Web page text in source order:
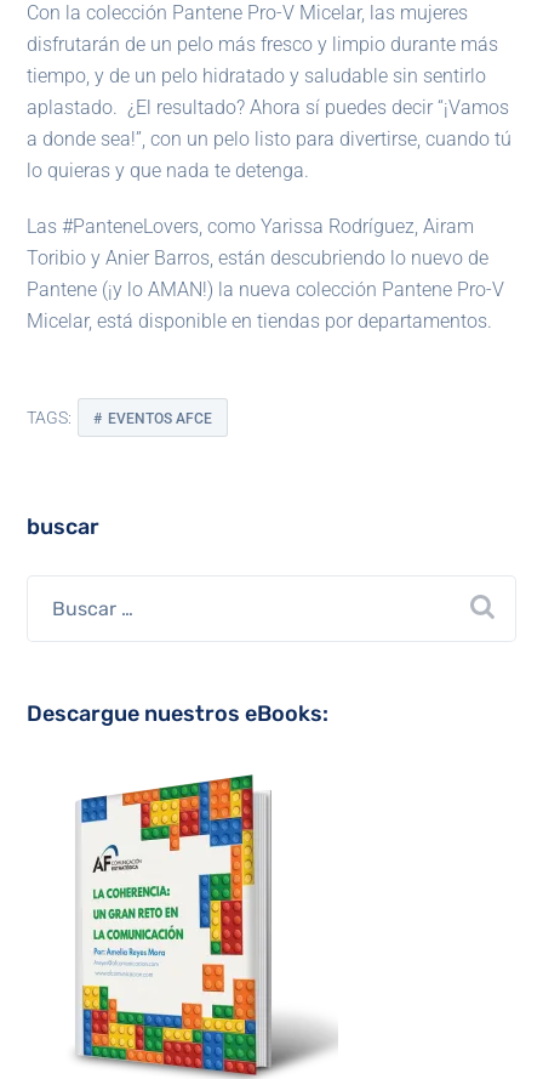
Con la colección Pantene Pro-V Micelar, las mujeres
disfrutarán de un pelo más fresco y limpio durante más
tiempo, y de un pelo hidratado y saludable sin sentirlo
aplastado. ¿El resultado? Ahora sí puedes decir “¡Vamos
a donde sea!”, con un pelo listo para divertirse, cuando tú
lo quieras y que nada te detenga.
Las #PanteneLovers, como Yarissa Rodríguez, Airam
Toribio y Anier Barros, están descubriendo lo nuevo de
Pantene (¡y lo AMAN!) la nueva colección Pantene Pro-V
Micelar, está disponible en tiendas por departamentos.
TAGS: EVENTOS AFCE
buscar
Descargue nuestros eBooks: